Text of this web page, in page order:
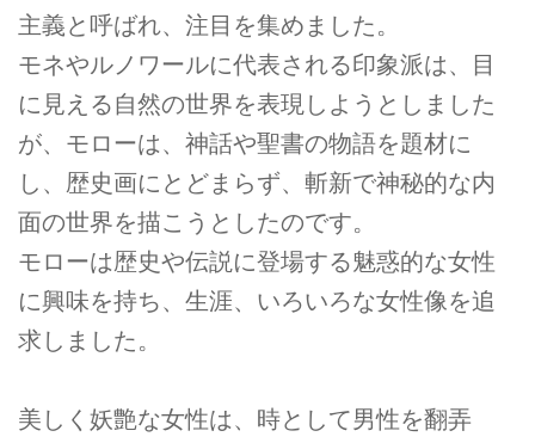
主義と呼ばれ、注目を集めました。
モネやルノワールに代表される印象派は、目
に見える自然の世界を表現しようとしました
が、モローは、神話や聖書の物語を題材に
し、歴史画にとどまらず、斬新で神秘的な内
面の世界を描こうとしたのです。
モローは歴史や伝説に登場する魅惑的な女性
に興味を持ち、生涯、いろいろな女性像を追
求しました。
美しく妖艶な女性は、時として男性を翻弄